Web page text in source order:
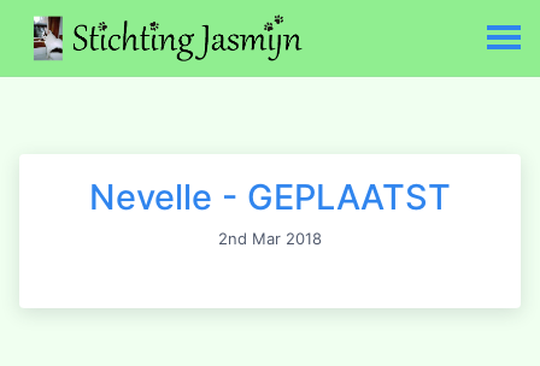
Nevelle - GEPLAATST
2nd Mar 2018